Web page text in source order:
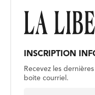
INSCRIPTION
Recevez les
boite courriel.